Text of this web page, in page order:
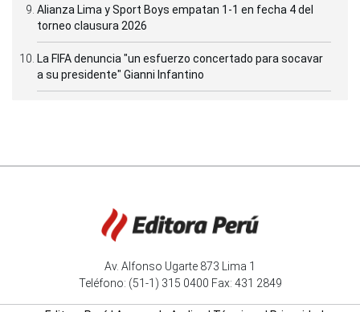
Alianza Lima y Sport Boys empatan 1-1 en fecha 4 del
torneo clausura 2026
La FIFA denuncia "un esfuerzo concertado para socavar
a su presidente" Gianni Infantino
Av. Alfonso Ugarte 873 Lima 1
Teléfono: (51-1) 315 0400 Fax: 431 2849